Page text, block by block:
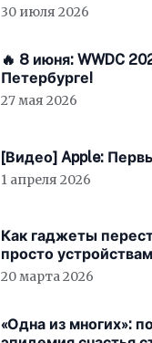
30 июля 2026
🔥 8 июня: WWDC
Петербурге!
27 мая 2026
[Видео] Apple:
1 апреля 2026
Как гаджеты
просто
вас бесплатно
20 марта 2026
«Одна из многих»: